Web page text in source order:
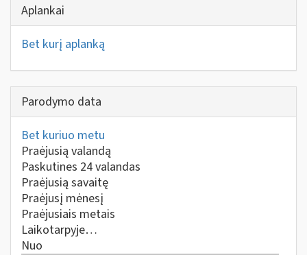
Aplankai
Bet kurį aplanką
Parodymo data
Bet kuriuo metu
Praėjusią valandą
Paskutines 24 valandas
Praėjusią savaitę
Praėjusį mėnesį
Praėjusiais metais
Laikotarpyje…
Nuo